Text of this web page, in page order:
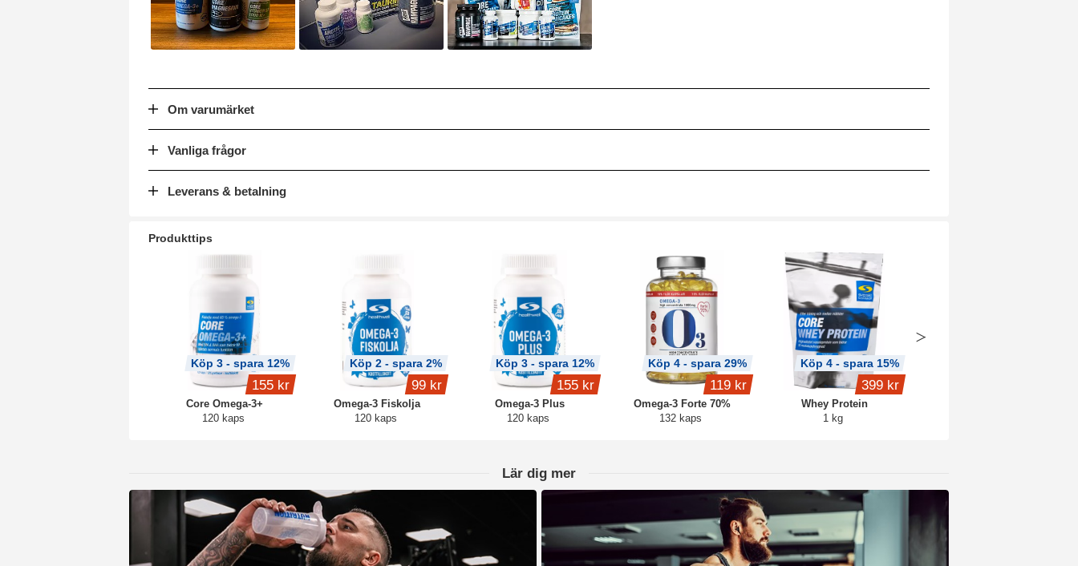
Om varumärket
Vanliga frågor
Leverans & betalning
Produkttips
Core Omega-3+
120 kaps
Köp 3 - spara 12%
155 kr
Omega-3 Fiskolja
120 kaps
Köp 2 - spara 2%
99 kr
Omega-3 Plus
120 kaps
Köp 3 - spara 12%
155 kr
Omega-3 Forte 70%
132 kaps
Köp 4 - spara 29%
119 kr
Whey Protein
1 kg
Köp 4 - spara 15%
399 kr
Lär dig mer